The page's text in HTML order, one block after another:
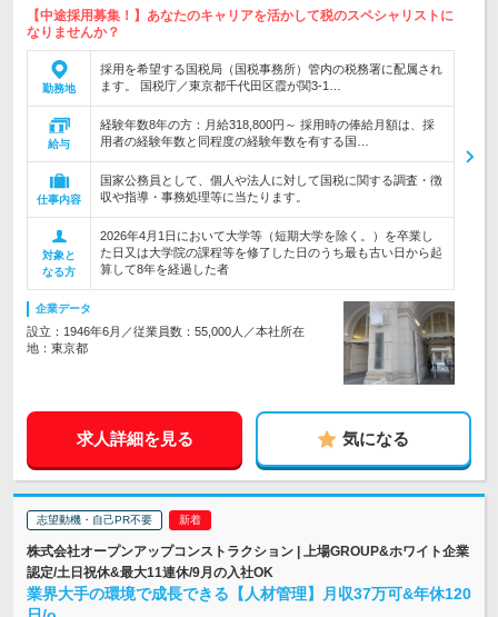
【中途採用募集！】あなたのキャリアを活かして税のスペシャリストに
なりませんか？
勤務地
採用を希望する国税局（国税事務所）管内の税務署に配属され
ます。 国税庁／東京都千代田区霞が関3-1…
給与
経験年数8年の方：月給318,800円～ 採用時の俸給月額は、採
用者の経験年数と同程度の経験年数を有する国…
仕事内容
国家公務員として、個人や法人に対して国税に関する調査・徴
収や指導・事務処理等に当たります。
対象と
なる方
2026年4月1日において大学等（短期大学を除く。）を卒業し
た日又は大学院の課程等を修了した日のうち最も古い日から起
算して8年を経過した者
企業データ
設立：1946年6月／従業員数：55,000人／本社所在
地：東京都
求人詳細を見る 気になる
志望動機・自己PR不要
株式会社オープンアップコンストラクション | 上場GROUP&ホワイト企業
認定/土日祝休&最大11連休/9月の入社OK
業界大手の環境で成長できる【人材管理】月収37万可&年休120